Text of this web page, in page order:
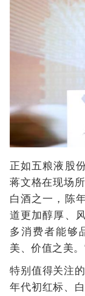
正如五粮液股
蒋文格在现场
白酒之一，陈
道更加醇厚、
多消费者能够
美、价值之美。
特别值得关注
年代初红标、